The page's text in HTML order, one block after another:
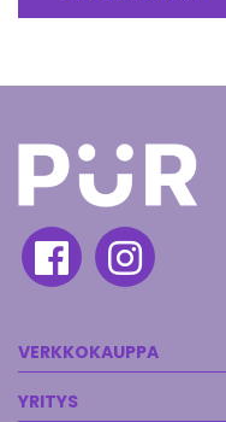
VERKKOKAUPPA
YRITYS